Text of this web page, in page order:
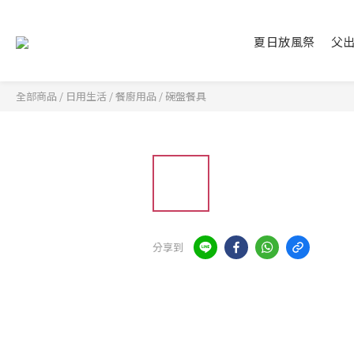
夏日放風祭 父
全部商品 / 日用生活 /餐廚用品 / 碗盤餐具
分享到